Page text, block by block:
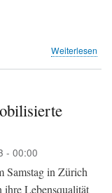
Weiterlesen
- 00:00
Samstag in Zürich
ihre Lebensqualität